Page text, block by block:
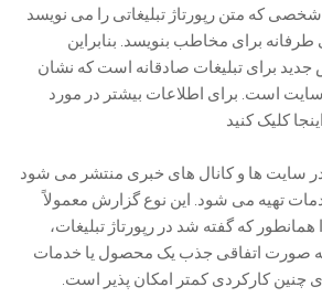
که متن رپورتاژ تبلیغاتی را می نویسد
طرفانه برای مخاطب بنویسد. بنابراین
برای تبلیغات صادقانه است که نشان
است. برای اطلاعات بیشتر در مورد
کلیک کنید
در سایت ها و کانال های خبری منتشر می شود
خدمات تهیه می شود. این نوع گزارش معمولاً
همانطور که گفته شد در رپورتاژ تبلیغات،
صورت اتفاقی جذب یک محصول یا خدمات
چنین کارکردی کمتر امکان پذیر است.